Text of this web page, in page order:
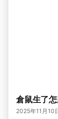
倉鼠生了
2025年11月10